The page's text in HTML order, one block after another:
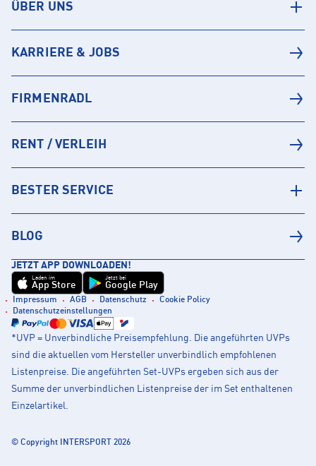
ÜBER UNS
KARRIERE & JOBS
FIRMENRADL
RENT / VERLEIH
BESTER SERVICE
BLOG
JETZT APP DOWNLOADEN!
Laden im
App Store
Jetzt bei
Google Play
Impressum AGB Datenschutz
Cookie Policy
Datenschutzeinstellungen
*UVP = Unverbindliche Preisempfehlung. Die angeführten UVPs
sind die aktuellen vom Hersteller unverbindlich empfohlenen
Listenpreise. Die angeführten Set-UVPs ergeben sich aus der
Summe der unverbindlichen Listenpreise der im Set enthaltenen
Einzelartikel.
© Copyright INTERSPORT 2026